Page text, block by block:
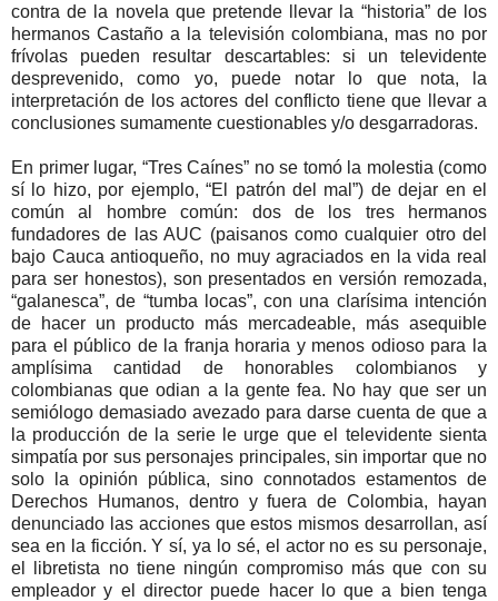
contra de la novela que pretende llevar la “historia” de los
hermanos Castaño a la televisión colombiana, mas no por
frívolas pueden resultar descartables: si un televidente
desprevenido, como yo, puede notar lo que nota, la
interpretación de los actores del conflicto tiene que llevar a
conclusiones sumamente cuestionables y/o desgarradoras.
En primer lugar, “Tres Caínes” no se tomó la molestia (como
sí lo hizo, por ejemplo, “El patrón del mal”) de dejar en el
común al hombre común: dos de los tres hermanos
fundadores de las AUC (paisanos como cualquier otro del
bajo Cauca antioqueño, no muy agraciados en la vida real
para ser honestos), son presentados en versión remozada,
“galanesca”, de “tumba locas”, con una clarísima intención
de hacer un producto más mercadeable, más asequible
para el público de la franja horaria y menos odioso para la
amplísima cantidad de honorables colombianos y
colombianas que odian a la gente fea. No hay que ser un
semiólogo demasiado avezado para darse cuenta de que a
la producción de la serie le urge que el televidente sienta
simpatía por sus personajes principales, sin importar que no
solo la opinión pública, sino connotados estamentos de
Derechos Humanos, dentro y fuera de Colombia, hayan
denunciado las acciones que estos mismos desarrollan, así
sea en la ficción. Y sí, ya lo sé, el actor no es su personaje,
el libretista no tiene ningún compromiso más que con su
empleador y el director puede hacer lo que a bien tenga